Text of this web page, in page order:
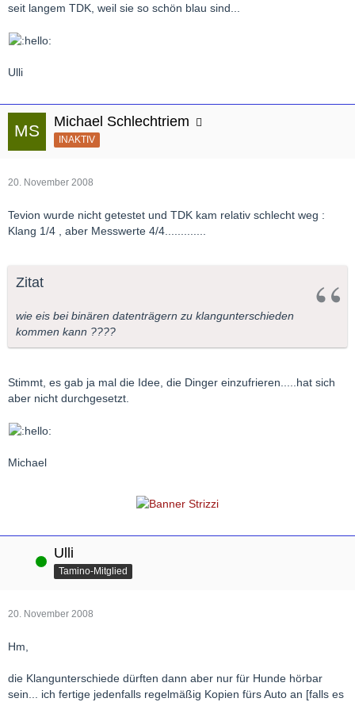
seit langem TDK, weil sie so schön blau sind...
Ulli
Michael Schlechtriem
INAKTIV
20. November 2008
Tevion wurde nicht getestet und TDK kam relativ schlecht weg :
Klang 1/4 , aber Messwerte 4/4.............
Zitat
wie eis bei binären datenträgern zu klangunterschieden
kommen kann ????
Stimmt, es gab ja mal die Idee, die Dinger einzufrieren.....hat sich
aber nicht durchgesetzt.
Michael
Online Ulli
Tamino-Mitglied
20. November 2008
Hm,
die Klangunterschiede dürften dann aber nur für Hunde hörbar
sein... ich fertige jedenfalls regelmäßig Kopien fürs Auto an [falls es